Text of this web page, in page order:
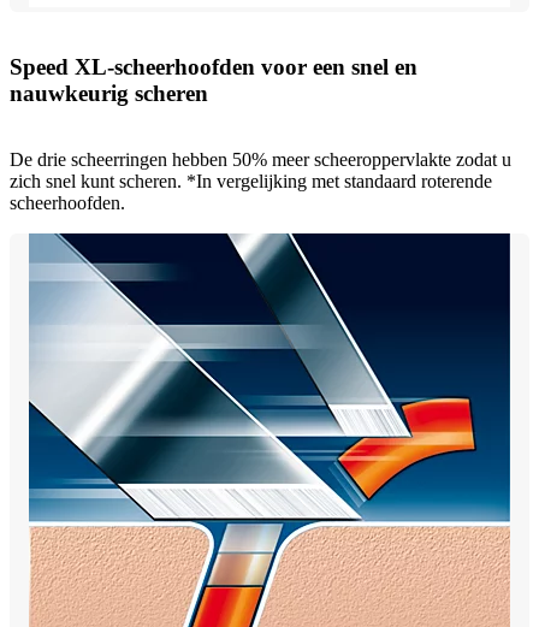
Speed XL-scheerhoofden voor een snel en
nauwkeurig scheren
De drie scheerringen hebben 50% meer scheeroppervlakte zodat u
zich snel kunt scheren. *In vergelijking met standaard roterende
scheerhoofden.